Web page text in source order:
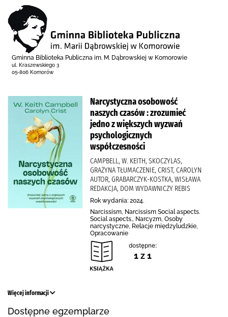
Gminna Biblioteka Publiczna im. M. Dąbrowskiej w Komorowie
ul. Kraszewskiego 3
05-806 Komorów
Narcystyczna osobowość
naszych czasów : zrozumieć
jedno z większych wyzwań
psychologicznych
współczesności
CAMPBELL, W. KEITH, SKOCZYLAS,
GRAŻYNA TŁUMACZENIE, CRIST, CAROLYN
AUTOR, GRABARCZYK-KOSTKA, WISŁAWA
REDAKCJA, DOM WYDAWNICZY REBIS
Rok wydania: 2024.
Narcissism, Narcissism Social aspects.
Social aspects., Narcyzm, Osoby
narcystyczne, Relacje międzyludzkie,
Opracowanie
dostępne:
1 z 1
Więcej informacji
Dostępne egzemplarze